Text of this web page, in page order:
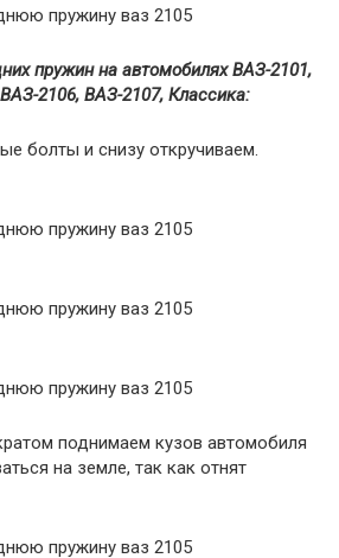
пружин на автомобилях ВАЗ-2101,
2106, ВАЗ-2107, Классика:
болты и снизу откручиваем.
поднимаем кузов автомобиля
на земле, так как отнят